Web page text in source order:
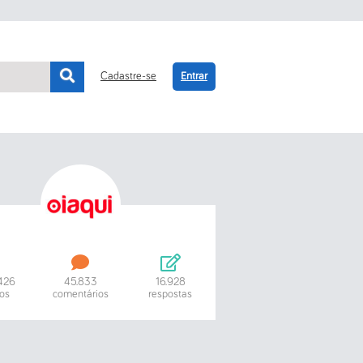
Cadastre-se Entrar
45.833
comentários
16.928
respostas